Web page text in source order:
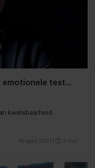
emotionele test...
kwetsbaarheid
16 april 2021 3 min